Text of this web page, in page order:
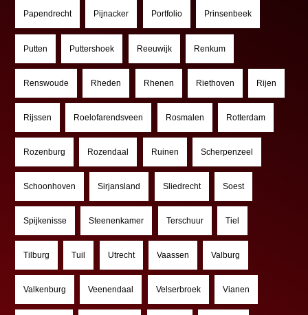
Papendrecht Pijnacker Portfolio Prinsenbeek
Putten Puttershoek Reeuwijk Renkum
Renswoude Rheden Rhenen Riethoven Rijen
Rijssen Roelofarendsveen Rosmalen Rotterdam
Rozenburg Rozendaal Ruinen Scherpenzeel
Schoonhoven Sirjansland Sliedrecht Soest
Spijkenisse Steenenkamer Terschuur Tiel
Tilburg Tuil Utrecht Vaassen Valburg
Valkenburg Veenendaal Velserbroek Vianen